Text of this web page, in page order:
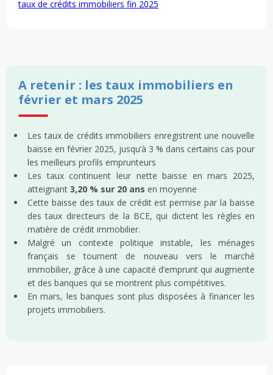
taux de crédits immobiliers fin 2025
A retenir : les taux immobiliers en
février et mars 2025
Les taux de crédits immobiliers enregistrent une nouvelle
baisse en février 2025, jusqu’à 3 % dans certains cas pour
les meilleurs profils emprunteurs
Les taux continuent leur nette baisse en mars 2025,
atteignant 3,20 % sur 20 ans en moyenne
Cette baisse des taux de crédit est permise par la baisse
des taux directeurs de la BCE, qui dictent les règles en
matière de crédit immobilier.
Malgré un contexte politique instable, les ménages
français se tournent de nouveau vers le marché
immobilier, grâce à une capacité d’emprunt qui augmente
et des banques qui se montrent plus compétitives.
En mars, les banques sont plus disposées à financer les
projets immobiliers.